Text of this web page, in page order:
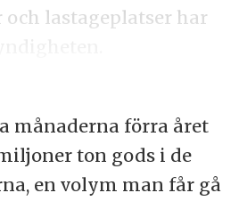
lastageplatser har
månaderna förra året
ton gods i de
en volym man får gå